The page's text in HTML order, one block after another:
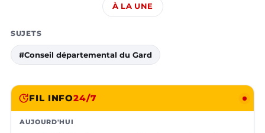
À LA UNE
SUJETS
#Conseil départemental du Gard
FIL INFO24/7
AUJOURD'HUI